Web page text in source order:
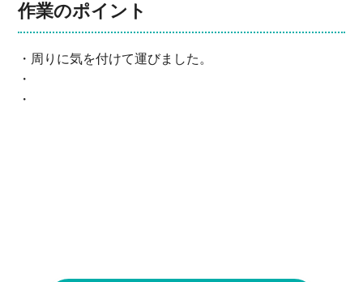
作業のポイント
・周りに気を付けて運びました。
・
・